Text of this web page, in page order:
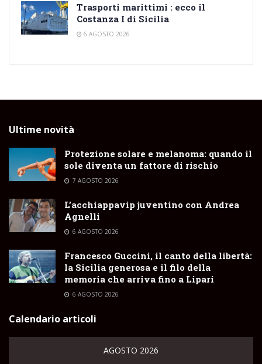
Trasporti marittimi : ecco il
Costanza I di Sicilia
6 AGOSTO 2026
Ultime novità
Protezione solare e melanoma: quando il
sole diventa un fattore di rischio
7 AGOSTO 2026
L’acchiappavip juventino con Andrea
Agnelli
6 AGOSTO 2026
Francesco Guccini, il canto della libertà:
la Sicilia generosa e il filo della
memoria che arriva fino a Lipari
6 AGOSTO 2026
Calendario articoli
AGOSTO 2026